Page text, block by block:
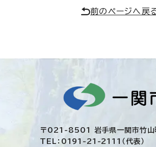
前のページへ戻
〒021-8501 岩手県一関市竹山
TEL：0191-21-2111（代表）